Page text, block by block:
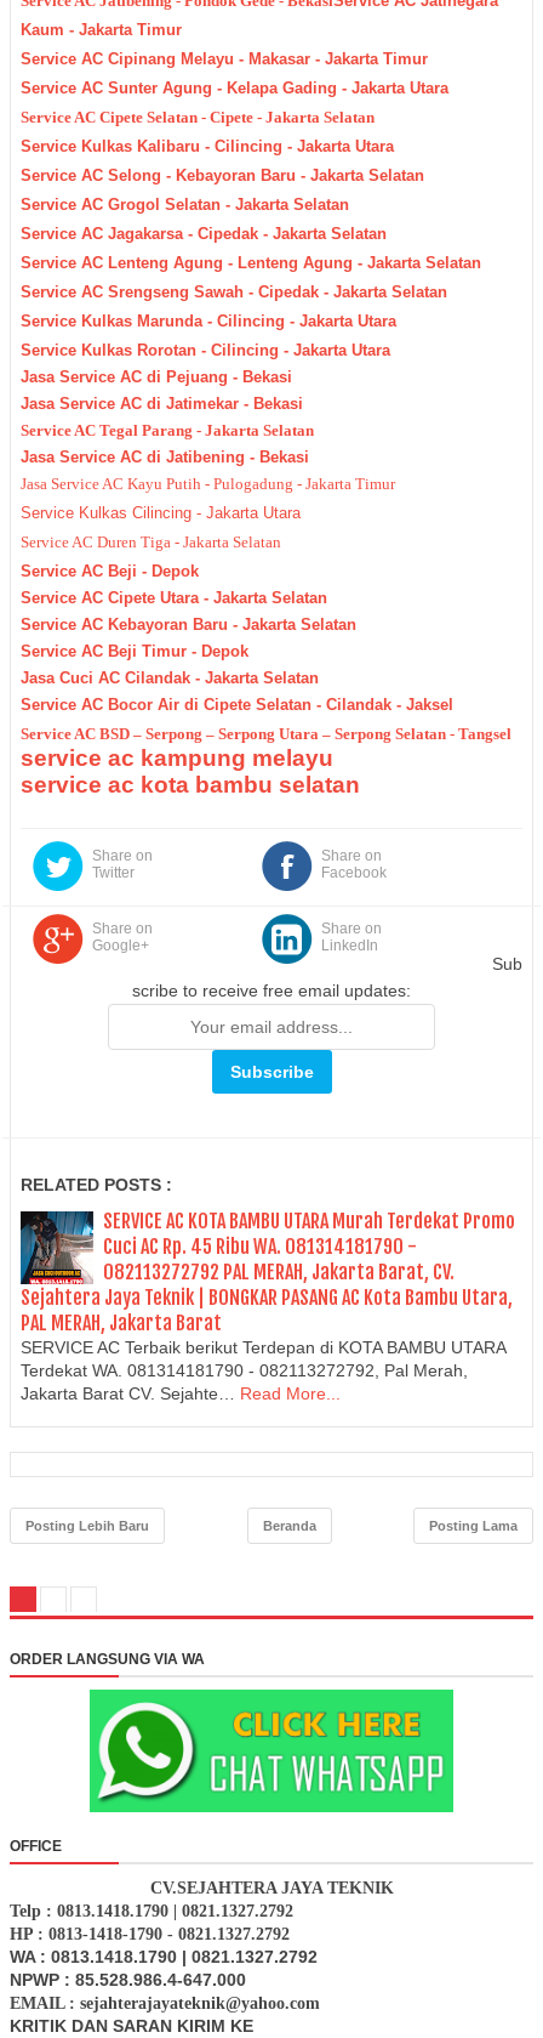
Kaum - Jakarta Timur
Service AC Cipinang Melayu - Makasar - Jakarta Timur
Service AC Sunter Agung - Kelapa Gading - Jakarta Utara
Service AC Cipete Selatan - Cipete - Jakarta Selatan
Service Kulkas Kalibaru - Cilincing - Jakarta Utara
Service AC Selong - Kebayoran Baru - Jakarta Selatan
Service AC Grogol Selatan - Jakarta Selatan
Service AC Jagakarsa - Cipedak - Jakarta Selatan
Service AC Lenteng Agung - Lenteng Agung - Jakarta Selatan
Service AC Srengseng Sawah - Cipedak - Jakarta Selatan
Service Kulkas Marunda - Cilincing - Jakarta Utara
Service Kulkas Rorotan - Cilincing - Jakarta Utara
Jasa Service AC di Pejuang - Bekasi
Jasa Service AC di Jatimekar - Bekasi
Service AC Tegal Parang - Jakarta Selatan
Jasa Service AC di Jatibening - Bekasi
Jasa Service AC Kayu Putih - Pulogadung - Jakarta Timur
Service Kulkas Cilincing - Jakarta Utara
Service AC Duren Tiga - Jakarta Selatan
Service AC Beji - Depok
Service AC Cipete Utara - Jakarta Selatan
Service AC Kebayoran Baru - Jakarta Selatan
Service AC Beji Timur - Depok
Jasa Cuci AC Cilandak - Jakarta Selatan
Service AC Bocor Air di Cipete Selatan - Cilandak - Jaksel
Service AC BSD – Serpong – Serpong Utara – Serpong Selatan - Tangsel
service ac kampung melayu
service ac kota bambu selatan
Share on
Facebook
Share on
Twitter
Share on
Google+
Share on
LinkedIn
Sub
scribe to receive free email updates:
RELATED POSTS :
SERVICE AC KOTA BAMBU UTARA Murah Terdekat Promo
Cuci AC Rp. 45 Ribu WA. 081314181790 -
082113272792 PAL MERAH, Jakarta Barat, CV.
Sejahtera Jaya Teknik | BONGKAR PASANG AC Kota Bambu Utara,
PAL MERAH, Jakarta Barat
SERVICE AC Terbaik berikut Terdepan di KOTA BAMBU UTARA
Terdekat WA. 081314181790 - 082113272792, Pal Merah,
Jakarta Barat CV. Sejahte… Read More...
Posting Lebih Baru Posting Lama
Beranda
ORDER LANGSUNG VIA WA
OFFICE
CV.SEJAHTERA JAYA TEKNIK
Telp : 0813.1418.1790 | 0821.1327.2792
HP : 0813-1418-1790 - 0821.1327.2792
WA : 0813.1418.1790 | 0821.1327.2792
NPWP : 85.528.986.4-647.000
EMAIL : sejahterajayateknik@yahoo.com
KRITIK DAN SARAN KIRIM KE